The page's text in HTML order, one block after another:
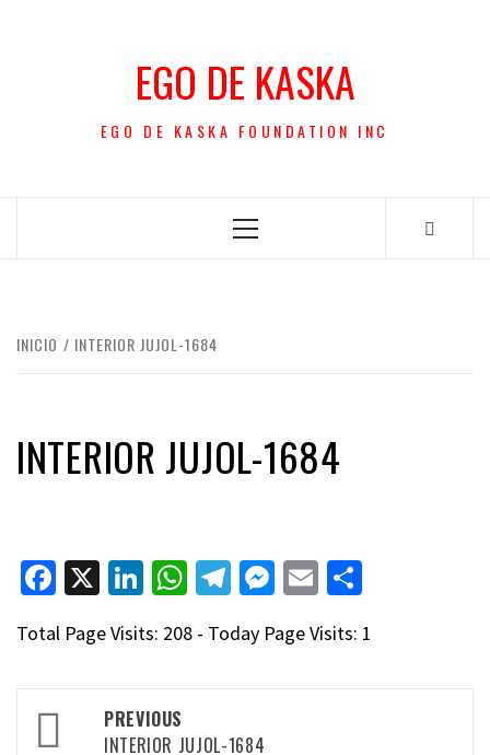
EGO DE KASKA
EGO DE KASKA FOUNDATION INC
Menú
INICIO INTERIOR JUJOL-1684
INTERIOR JUJOL-1684
Facebook
X LinkedIn
WhatsApp
Telegram
Messenger
Email
Total Page Visits: 208 - Today Page Visits: 1
Post
PREVIOUS
INTERIOR JUJOL-1684